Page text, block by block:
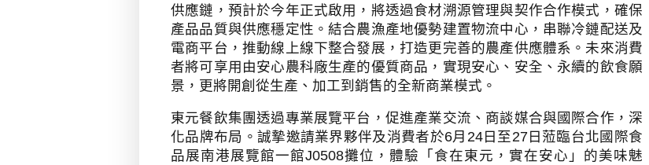
供應鏈，預計於今年正式啟用，將透過食材溯源管理與契作合作模式，確保
產品品質與供應穩定性。結合農漁產地優勢建置物流中心，串聯冷鏈配送及
電商平台，推動線上線下整合發展，打造更完善的農產供應體系。未來消費
者將可享用由安心農科廠生產的優質商品，實現安心、安全、永續的飲食願
景，更將開創從生產、加工到銷售的全新商業模式。
東元餐飲集團透過專業展覽平台，促進產業交流、商談媒合與國際合作，深
化品牌布局。誠摯邀請業界夥伴及消費者於6月 24日至27日蒞臨台北國際食
品展南港展覽館一館J0508攤位，體驗「食在東元，實在安心」的美味魅